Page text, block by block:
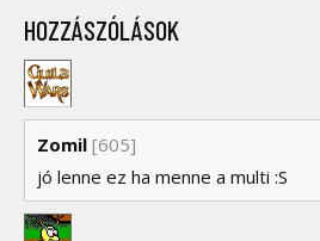
HOZZÁSZÓLÁSOK
Zomil [605]
jó lenne ez ha menne a multi :S